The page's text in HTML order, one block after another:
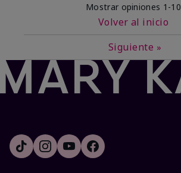
Mostrar opiniones 1-10
Volver al inicio
Siguiente »